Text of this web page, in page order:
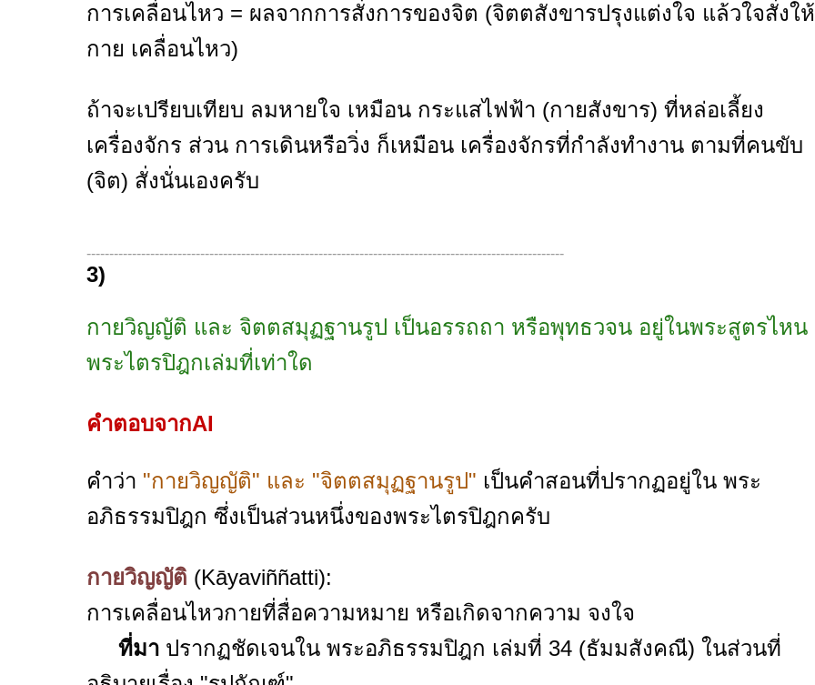
การเคลื่อนไหว = ผลจากการสั่งการของจิต (จิตตสังขารปรุงแต่งใจ แล้วใจสั่งให้
กาย เคลื่อนไหว)
ถ้าจะเปรียบเทียบ ลมหายใจ เหมือน กระแสไฟฟ้า (กายสังขาร) ที่หล่อเลี้ยง
เครื่องจักร ส่วน การเดินหรือวิ่ง ก็เหมือน เครื่องจักรที่กำลังทำงาน ตามที่คนขับ
(จิต) สั่งนั่นเองครับ
---------------------------------------------------------------------------------------------------------
3)
กายวิญญัติ และ จิตตสมุฏฐานรูป เป็นอรรถถา หรือพุทธวจน อยู่ในพระสูตรไหน
พระไตรปิฎกเล่มที่เท่าใด
คำตอบจากAI
คำว่า "กายวิญญัติ" และ "จิตตสมุฏฐานรูป" เป็นคำสอนที่ปรากฏอยู่ใน พระ
อภิธรรมปิฎก ซึ่งเป็นส่วนหนึ่งของพระไตรปิฎกครับ
กายวิญญัติ (Kāyaviññatti):
การเคลื่อนไหวกายที่สื่อความหมาย หรือเกิดจากความ จงใจ
ที่มา ปรากฏชัดเจนใน พระอภิธรรมปิฎก เล่มที่ 34 (ธัมมสังคณี) ในส่วนที่